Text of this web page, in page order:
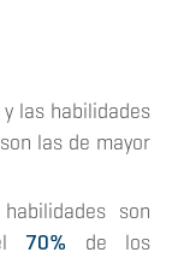
las habilidades
las de mayor
son
el70% de los